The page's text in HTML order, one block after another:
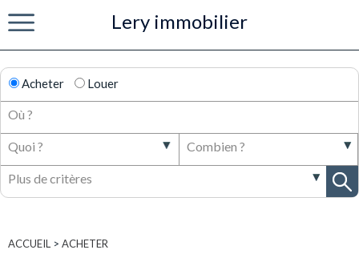
Lery immobilier
Acheter Louer
ACCUEIL > ACHETER